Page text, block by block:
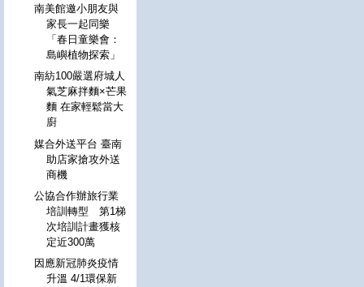
南美館邀小朋友與
家長一起同樂
「春日童樂會：
島嶼植物探索」
南紡100嚴選府城人
氣芝麻拌麵×芒果
麵 在家輕鬆當大
廚
媒合外送平台 臺南
助店家搶攻外送
商機
公協合作辦旅行業
培訓轉型 第1梯
次培訓計畫獲核
定近300萬
因應新冠肺炎疫情
升溫 4/1環保新